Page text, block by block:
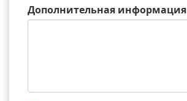
Дополнительная информация